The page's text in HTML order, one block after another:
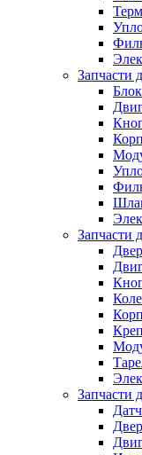
Запчасти
Запчасти
Запчасти